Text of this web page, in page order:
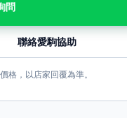
問
聯絡愛駒協助
格，以店家回覆為準。